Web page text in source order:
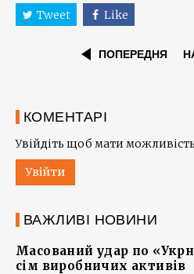
Tweet Like
ПОПЕРЕДНЯ
КОМЕНТАРІ
Увійдіть щоб мати
Увійти
ВАЖЛИВІ НОВИНИ
Масований удар по
сім виробничих активів